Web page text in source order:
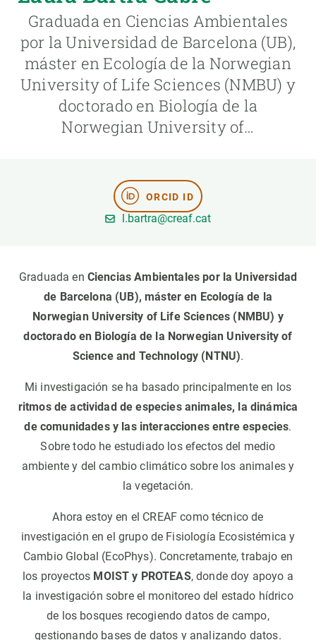
Graduada en Ciencias Ambientales
por la Universidad de Barcelona (UB),
máster en Ecología de la Norwegian
University of Life Sciences (NMBU) y
doctorado en Biología de la
Norwegian University of…
ORCID ID
l.bartra@creaf.cat
Graduada en Ciencias Ambientales por la Universidad
de Barcelona (UB), máster en Ecología de la
Norwegian University of Life Sciences (NMBU) y
doctorado en Biología de la Norwegian University of
Science and Technology (NTNU).
Mi investigación se ha basado principalmente en los
ritmos de actividad de especies animales, la dinámica
de comunidades y las interacciones entre especies.
Sobre todo he estudiado los efectos del medio
ambiente y del cambio climático sobre los animales y
la vegetación.
Ahora estoy en el CREAF como técnico de
investigación en el grupo de Fisiología Ecosistémica y
Cambio Global (EcoPhys). Concretamente, trabajo en
los proyectos MOIST y PROTEAS, donde doy apoyo a
la investigación sobre el monitoreo del estado hídrico
de los bosques recogiendo datos de campo,
gestionando bases de datos y analizando datos.
NOTICIAS Y AGENDA